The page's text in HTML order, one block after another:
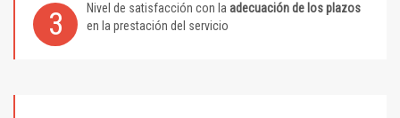
3 Nivel de satisfacción con la adecuación de los plazos
en la prestación del servicio